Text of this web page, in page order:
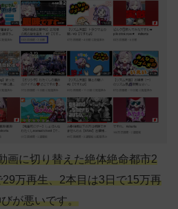
画に切り替えた絶体絶命都市2
万再生、2本目は3日で15万再
が悪いです。